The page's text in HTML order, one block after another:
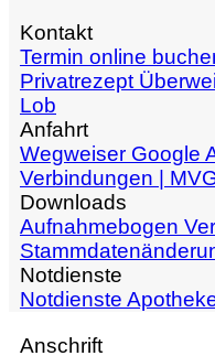
Kontakt
Termin online
Privatrezept
Lob
Anfahrt
Wegweiser Google
Verbindungen |
Downloads
Aufnahmebogen
Notdienste
Notdienste
Anschrift